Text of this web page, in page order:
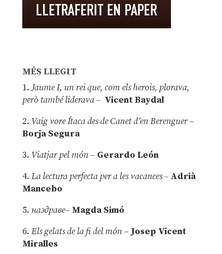
MÉS LLEGIT
1.Jaume I, un rei que, com els herois, plorava,
però també liderava – Vicent Baydal
2. Vaig vore Ítaca des de Canet d’en Berenguer–
Borja Segura
3. Viatjar pel món – Gerardo León
4. La lectura perfecta per a les vacances –Adrià
Mancebo
5. наздраве– Magda Simó
6. Els gelats de la fi del món – Josep Vicent
Miralles